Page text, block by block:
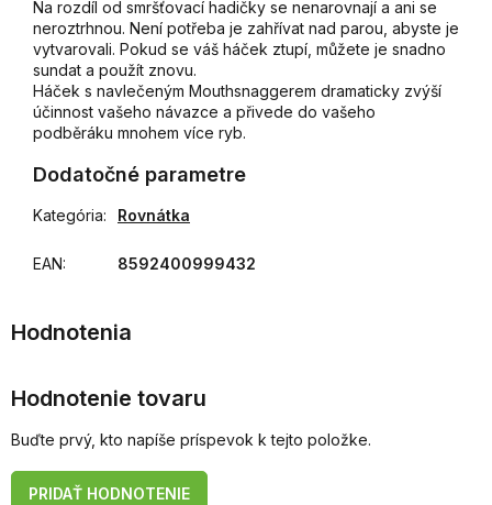
Na rozdíl od smršťovací hadičky se nenarovnají a ani se
neroztrhnou. Není potřeba je zahřívat nad parou, abyste je
vytvarovali. Pokud se váš háček ztupí, můžete je snadno
sundat a použít znovu.
Háček s navlečeným Mouthsnaggerem dramaticky zvýší
účinnost vašeho návazce a přivede do vašeho
podběráku mnohem více ryb.
Dodatočné parametre
Kategória: Rovnátka
EAN: 8592400999432
Hodnotenie tovaru
Buďte prvý, kto napíše príspevok k tejto položke.
PRIDAŤ HODNOTENIE